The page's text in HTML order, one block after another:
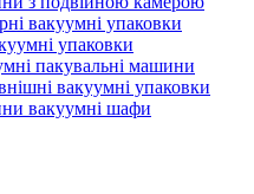
вакуумні упаковки
упаковки
пакувальні машини
вакуумні упаковки
вакуумні шафи